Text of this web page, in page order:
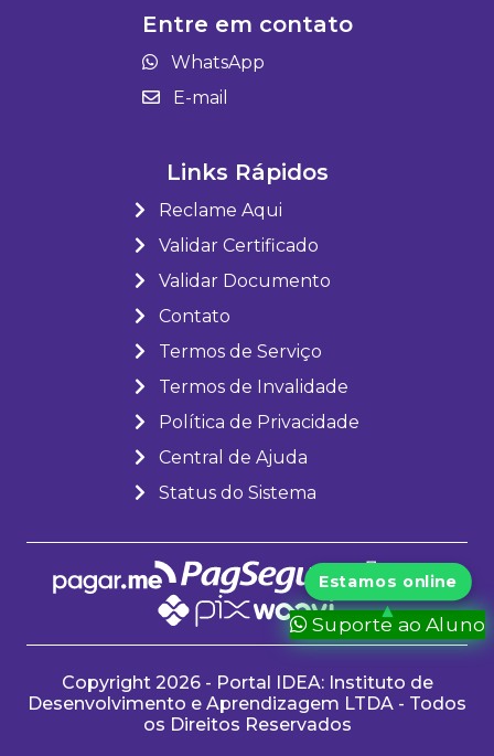
Suporte ao Aluno
Entre em contato
WhatsApp
E-mail
Links Rápidos
Reclame Aqui
Validar Certificado
Validar Documento
Contato
Termos de Serviço
Termos de Invalidade
Política de Privacidade
Central de Ajuda
Status do Sistema
Copyright 2026 - Portal IDEA: Instituto de
Desenvolvimento e Aprendizagem LTDA - Todos
os Direitos Reservados